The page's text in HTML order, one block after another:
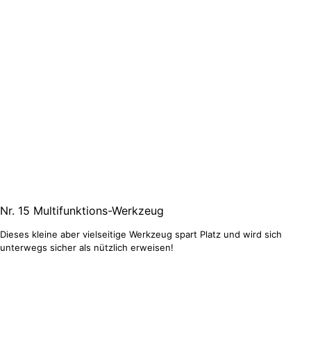
Nr. 15 Multifunktions-Werkzeug
Dieses kleine aber vielseitige Werkzeug spart Platz und wird sich
unterwegs sicher als nützlich erweisen!